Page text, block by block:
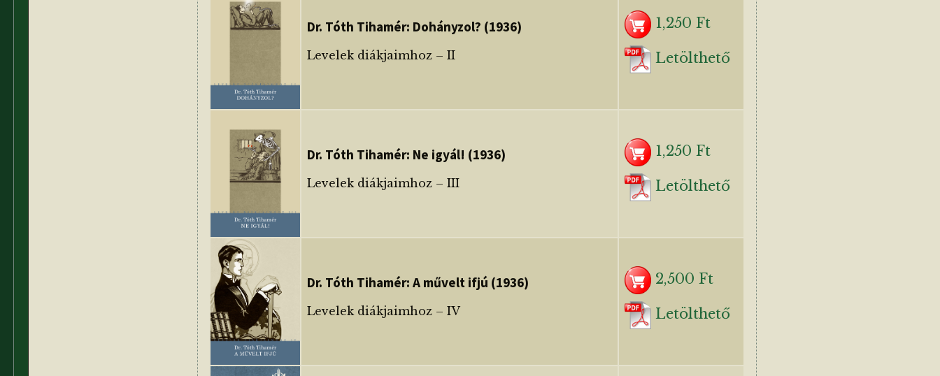
Dr. Tóth Tihamér: Dohányzol? (1936)
Levelek diákjaimhoz – II
1,250 Ft
Letölthető
Dr. Tóth Tihamér: Ne igyál! (1936)
Levelek diákjaimhoz – III
1,250 Ft
Letölthető
Dr. Tóth Tihamér: A művelt ifjú (1936)
Levelek diákjaimhoz – IV
2,500 Ft
Letölthető